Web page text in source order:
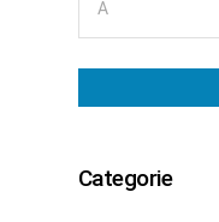
Categorie